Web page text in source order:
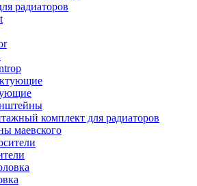
радиаторов
комплект для радиаторов
маевского